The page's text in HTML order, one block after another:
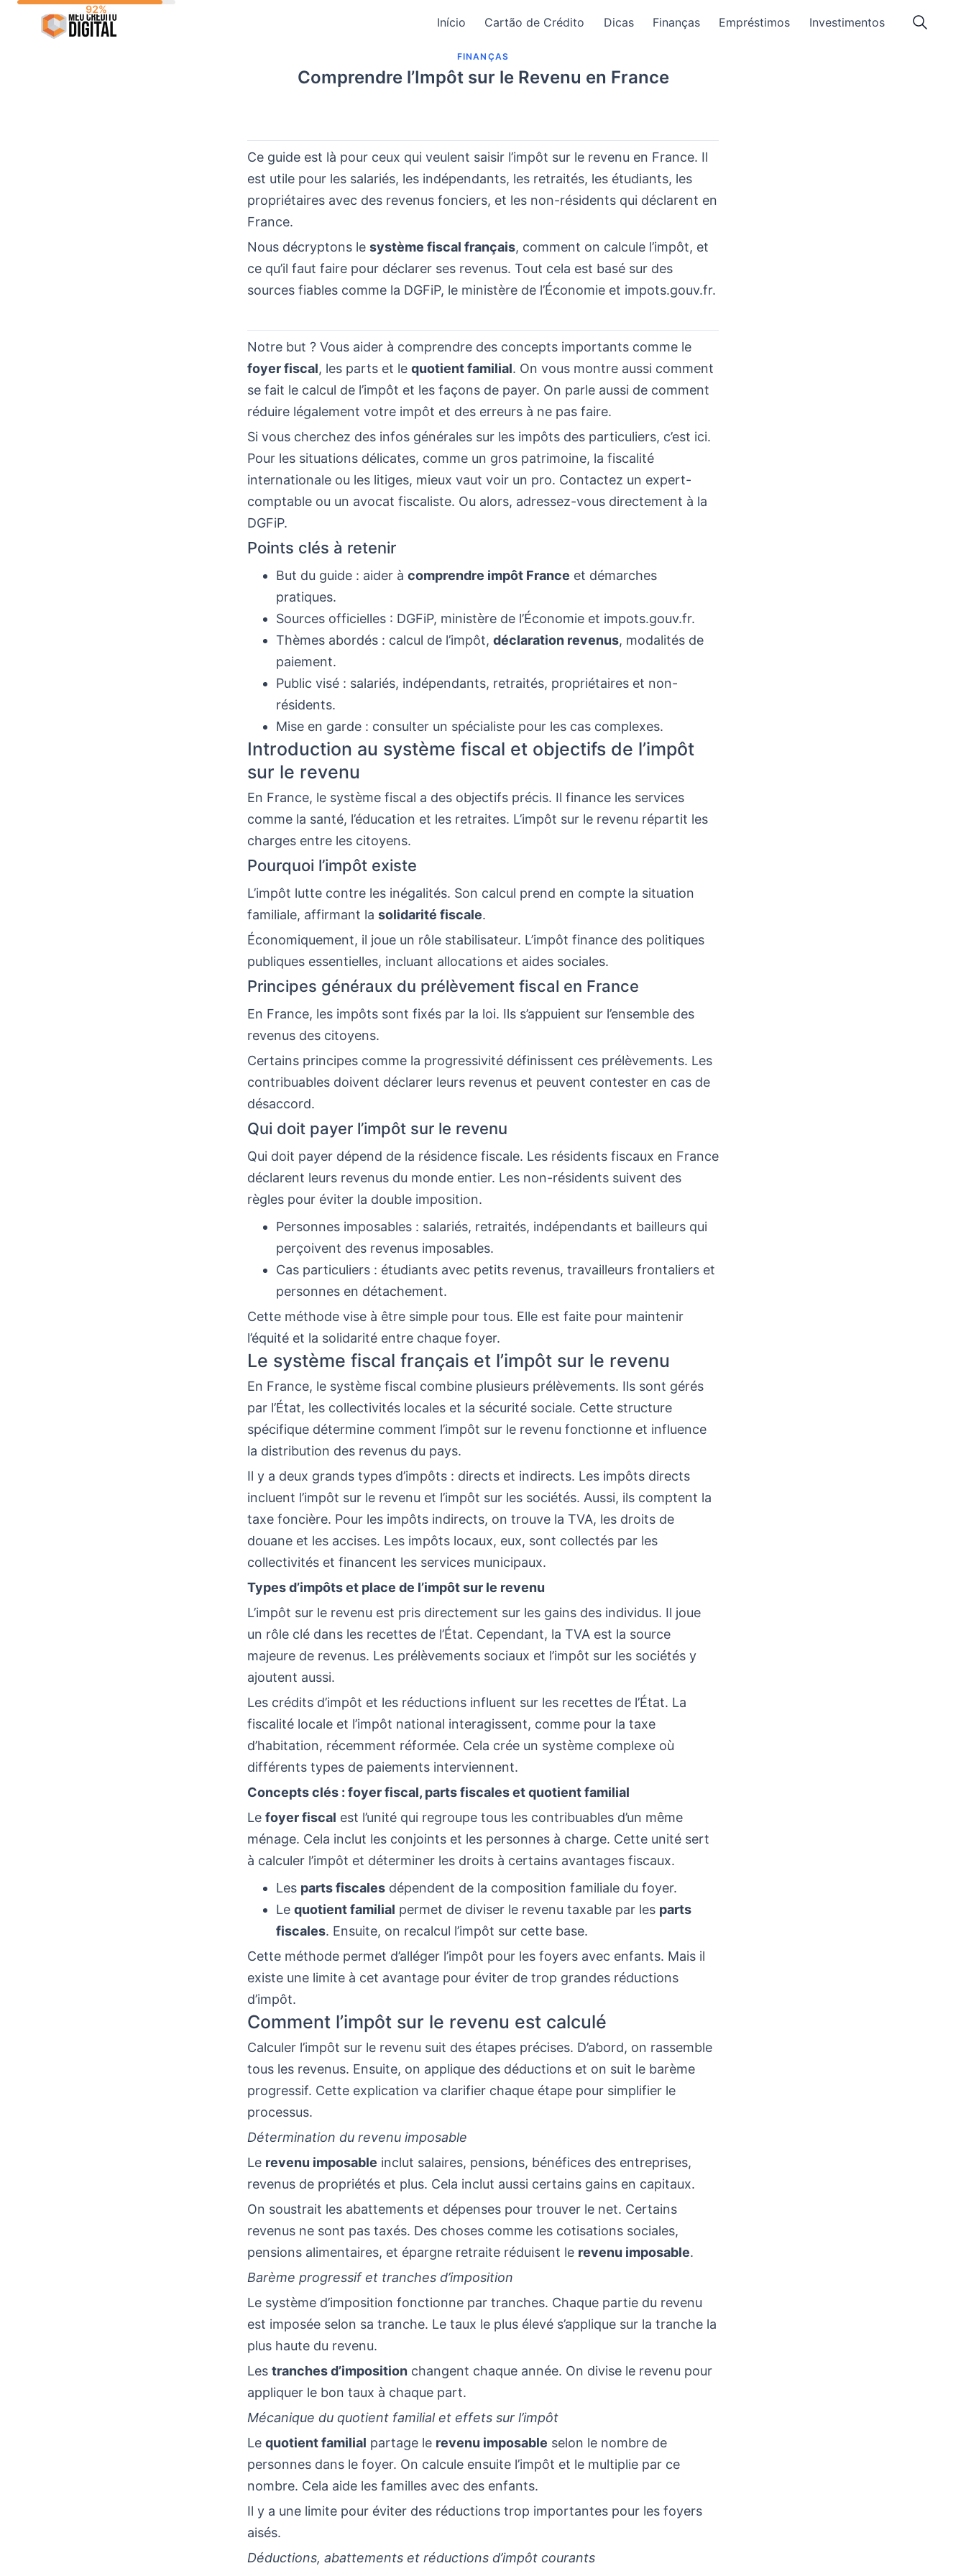
Início Cartão de Crédito Dicas Finanças Empréstimos Investimentos
FINANÇAS
Comprendre l’Impôt sur le Revenu en France
Ce guide est là pour ceux qui veulent saisir l’impôt sur le revenu en France. Il
est utile pour les salariés, les indépendants, les retraités, les étudiants, les
propriétaires avec des revenus fonciers, et les non-résidents qui déclarent en
France.
Nous décryptons le système fiscal français, comment on calcule l’impôt, et
ce qu’il faut faire pour déclarer ses revenus. Tout cela est basé sur des
sources fiables comme la DGFiP, le ministère de l’Économie et impots.gouv.fr.
Notre but ? Vous aider à comprendre des concepts importants comme le
foyer fiscal, les parts et le quotient familial. On vous montre aussi comment
se fait le calcul de l’impôt et les façons de payer. On parle aussi de comment
réduire légalement votre impôt et des erreurs à ne pas faire.
Si vous cherchez des infos générales sur les impôts des particuliers, c’est ici.
Pour les situations délicates, comme un gros patrimoine, la fiscalité
internationale ou les litiges, mieux vaut voir un pro. Contactez un expert-
comptable ou un avocat fiscaliste. Ou alors, adressez-vous directement à la
DGFiP.
Points clés à retenir
But du guide : aider à comprendre impôt France et démarches
pratiques.
Sources officielles : DGFiP, ministère de l’Économie et impots.gouv.fr.
Thèmes abordés : calcul de l’impôt, déclaration revenus, modalités de
paiement.
Public visé : salariés, indépendants, retraités, propriétaires et non-
résidents.
Mise en garde : consulter un spécialiste pour les cas complexes.
Introduction au système fiscal et objectifs de l’impôt
sur le revenu
En France, le système fiscal a des objectifs précis. Il finance les services
comme la santé, l’éducation et les retraites. L’impôt sur le revenu répartit les
charges entre les citoyens.
Pourquoi l’impôt existe
L’impôt lutte contre les inégalités. Son calcul prend en compte la situation
familiale, affirmant la solidarité fiscale.
Économiquement, il joue un rôle stabilisateur. L’impôt finance des politiques
publiques essentielles, incluant allocations et aides sociales.
Principes généraux du prélèvement fiscal en France
En France, les impôts sont fixés par la loi. Ils s’appuient sur l’ensemble des
revenus des citoyens.
Certains principes comme la progressivité définissent ces prélèvements. Les
contribuables doivent déclarer leurs revenus et peuvent contester en cas de
désaccord.
Qui doit payer l’impôt sur le revenu
Qui doit payer dépend de la résidence fiscale. Les résidents fiscaux en France
déclarent leurs revenus du monde entier. Les non-résidents suivent des
règles pour éviter la double imposition.
Personnes imposables : salariés, retraités, indépendants et bailleurs qui
perçoivent des revenus imposables.
Cas particuliers : étudiants avec petits revenus, travailleurs frontaliers et
personnes en détachement.
Cette méthode vise à être simple pour tous. Elle est faite pour maintenir
l’équité et la solidarité entre chaque foyer.
Le système fiscal français et l’impôt sur le revenu
En France, le système fiscal combine plusieurs prélèvements. Ils sont gérés
par l’État, les collectivités locales et la sécurité sociale. Cette structure
spécifique détermine comment l’impôt sur le revenu fonctionne et influence
la distribution des revenus du pays.
Il y a deux grands types d’impôts : directs et indirects. Les impôts directs
incluent l’impôt sur le revenu et l’impôt sur les sociétés. Aussi, ils comptent la
taxe foncière. Pour les impôts indirects, on trouve la TVA, les droits de
douane et les accises. Les impôts locaux, eux, sont collectés par les
collectivités et financent les services municipaux.
Types d’impôts et place de l’impôt sur le revenu
L’impôt sur le revenu est pris directement sur les gains des individus. Il joue
un rôle clé dans les recettes de l’État. Cependant, la TVA est la source
majeure de revenus. Les prélèvements sociaux et l’impôt sur les sociétés y
ajoutent aussi.
Les crédits d’impôt et les réductions influent sur les recettes de l’État. La
fiscalité locale et l’impôt national interagissent, comme pour la taxe
d’habitation, récemment réformée. Cela crée un système complexe où
différents types de paiements interviennent.
Concepts clés : foyer fiscal, parts fiscales et quotient familial
Le foyer fiscal est l’unité qui regroupe tous les contribuables d’un même
ménage. Cela inclut les conjoints et les personnes à charge. Cette unité sert
à calculer l’impôt et déterminer les droits à certains avantages fiscaux.
Les parts fiscales dépendent de la composition familiale du foyer.
Le quotient familial permet de diviser le revenu taxable par les parts
fiscales. Ensuite, on recalcul l’impôt sur cette base.
Cette méthode permet d’alléger l’impôt pour les foyers avec enfants. Mais il
existe une limite à cet avantage pour éviter de trop grandes réductions
d’impôt.
Comment l’impôt sur le revenu est calculé
Calculer l’impôt sur le revenu suit des étapes précises. D’abord, on rassemble
tous les revenus. Ensuite, on applique des déductions et on suit le barème
progressif. Cette explication va clarifier chaque étape pour simplifier le
processus.
Détermination du revenu imposable
Le revenu imposable inclut salaires, pensions, bénéfices des entreprises,
revenus de propriétés et plus. Cela inclut aussi certains gains en capitaux.
On soustrait les abattements et dépenses pour trouver le net. Certains
revenus ne sont pas taxés. Des choses comme les cotisations sociales,
pensions alimentaires, et épargne retraite réduisent le revenu imposable.
Barème progressif et tranches d’imposition
Le système d’imposition fonctionne par tranches. Chaque partie du revenu
est imposée selon sa tranche. Le taux le plus élevé s’applique sur la tranche la
plus haute du revenu.
Les tranches d’imposition changent chaque année. On divise le revenu pour
appliquer le bon taux à chaque part.
Mécanique du quotient familial et effets sur l’impôt
Le quotient familial partage le revenu imposable selon le nombre de
personnes dans le foyer. On calcule ensuite l’impôt et le multiplie par ce
nombre. Cela aide les familles avec des enfants.
Il y a une limite pour éviter des réductions trop importantes pour les foyers
aisés.
Déductions, abattements et réductions d’impôt courants